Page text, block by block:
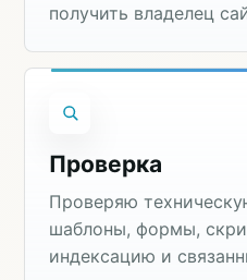
получить владелец
Проверка
Проверяю
шаблоны, формы,
индексацию и